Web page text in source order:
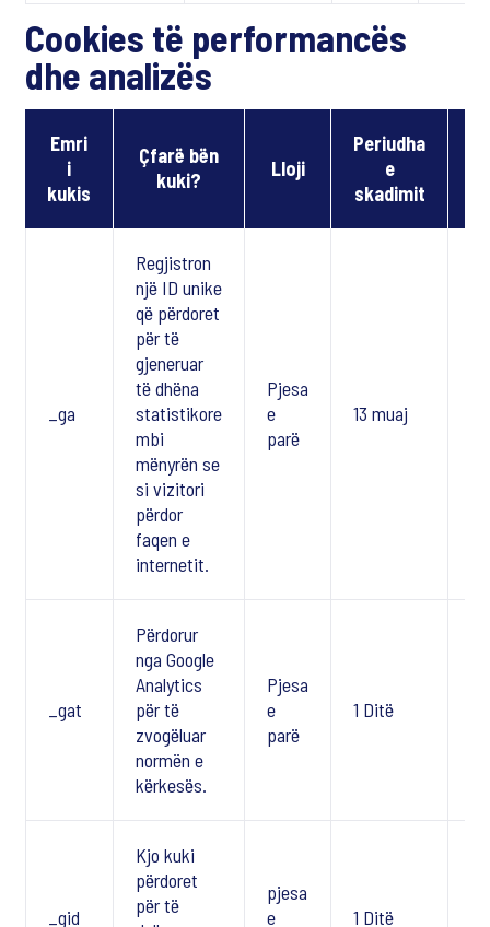
Cookies të performancës
dhe analizës
Emri
i
kukis
Çfarë bën
kuki?
Lloji
Periudha
e
skadimit
_ga
Regjistron
një ID unike
që përdoret
për të
gjeneruar
të dhëna
statistikore
mbi
mënyrën se
si vizitori
përdor
faqen e
internetit.
Pjesa
e
parë
13 muaj
_gat
Përdorur
nga Google
Analytics
për të
zvogëluar
normën e
kërkesës.
Pjesa
e
parë
1 Ditë
_gid
Kjo kuki
përdoret
për të
pjesa
e
1 Ditë